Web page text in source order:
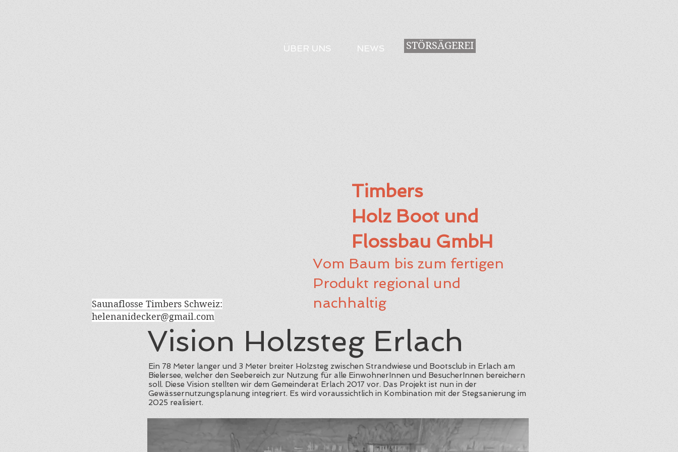
ÜBER UNS NEWS
Timbers
Holz Boot und
Flossbau GmbH
Vom Baum bis zum fertigen
Produkt regional und
nachhaltig
Saunaflosse Timbers Schweiz:
helenanidecker@gmail.com
STÖRSÄGEREI
Vision Holzsteg Erlach
Ein 78 Meter langer und 3 Meter breiter Holzsteg zwischen Strandwiese und Bootsclub in Erlach am
Bielersee, welcher den Seebereich zur Nutzung für alle EinwohnerInnen und BesucherInnen bereichern
soll. Diese Vision stellten wir dem Gemeinderat Erlach 2017 vor. Das Projekt ist nun in der
Gewässernutzungsplanung integriert. Es wird voraussichtlich in Kombination mit der Stegsanierung im
2025 realisiert.